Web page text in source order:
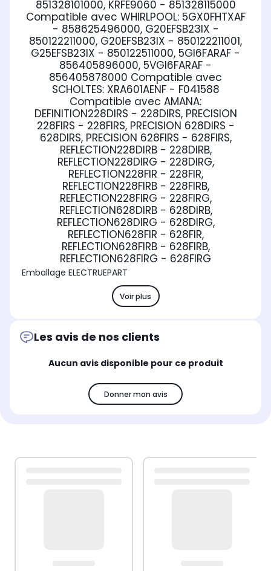
851328101000, KRFE9060 - 851328115000
Compatible avec WHIRLPOOL: 5GX0FHTXAF
- 858625496000, G20EFSB23IX -
850122211000, G20EFSB23IX - 850122211001,
G25EFSB23IX - 850122511000, 5GI6FARAF -
856405896000, 5VGI6FARAF -
856405878000
SCHOLTES: XRA601AENF - F041588
Compatible avec AMANA:
DEFINITION228DIRS - 228DIRS, PRECISION
228FIRS - 228FIRS, PRECISION 628DIRS -
628DIRS, PRECISION 628FIRS - 628FIRS,
REFLECTION228DIRB - 228DIRB,
REFLECTION228DIRG - 228DIRG,
REFLECTION228FIR - 228FIR,
REFLECTION228FIRB - 228FIRB,
REFLECTION228FIRG - 228FIRG,
REFLECTION628DIRB - 628DIRB,
REFLECTION628DIRG - 628DIRG,
REFLECTION628FIR - 628FIR,
REFLECTION628FIRB - 628FIRB,
REFLECTION628FIRG - 628FIRG
Emballage ELECTRUEPART
Voir plus
Les avis de nos clients
Aucun avis disponible pour ce produit
Donner mon avis